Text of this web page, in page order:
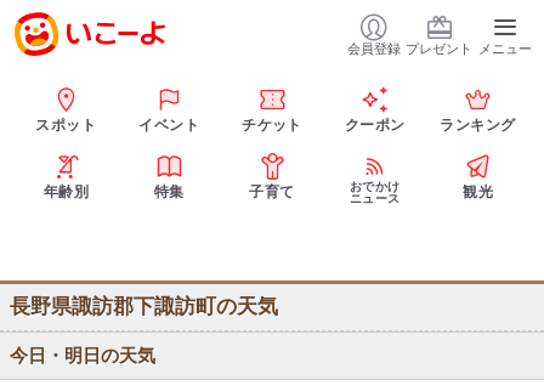
会員登録 プレゼント メニュー
スポット イベント チケット クーポン ランキング
年齢別 特集 子育て
おでかけ
ニュース
観光
長野県諏訪郡下諏訪町の天気
今日・明日の天気